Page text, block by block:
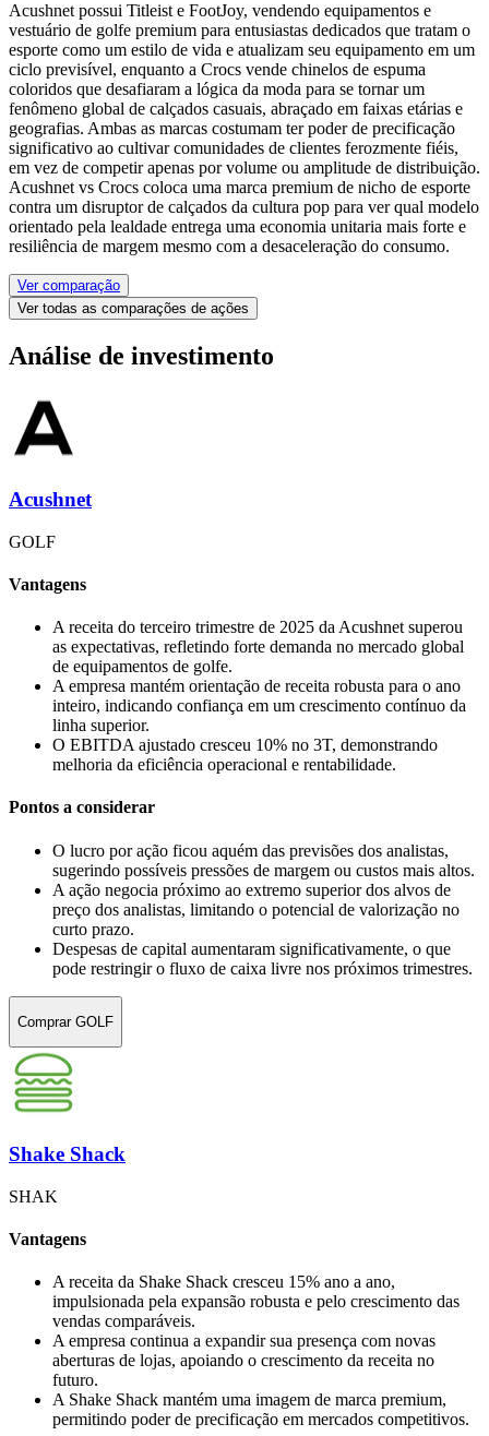
Acushnet possui Titleist e FootJoy, vendendo equipamentos e
vestuário de golfe premium para entusiastas dedicados que tratam o
esporte como um estilo de vida e atualizam seu equipamento em um
ciclo previsível, enquanto a Crocs vende chinelos de espuma
coloridos que desafiaram a lógica da moda para se tornar um
fenômeno global de calçados casuais, abraçado em faixas etárias e
geografias. Ambas as marcas costumam ter poder de precificação
significativo ao cultivar comunidades de clientes ferozmente fiéis,
em vez de competir apenas por volume ou amplitude de distribuição.
Acushnet vs Crocs coloca uma marca premium de nicho de esporte
contra um disruptor de calçados da cultura pop para ver qual modelo
orientado pela lealdade entrega uma economia unitaria mais forte e
resiliência de margem mesmo com a desaceleração do consumo.
Ver comparação
Ver todas as comparações de ações
Análise de investimento
Acushnet
GOLF
Vantagens
A receita do terceiro trimestre de 2025 da Acushnet superou
as expectativas, refletindo forte demanda no mercado global
de equipamentos de golfe.
A empresa mantém orientação de receita robusta para o ano
inteiro, indicando confiança em um crescimento contínuo da
linha superior.
O EBITDA ajustado cresceu 10% no 3T, demonstrando
melhoria da eficiência operacional e rentabilidade.
Pontos a considerar
O lucro por ação ficou aquém das previsões dos analistas,
sugerindo possíveis pressões de margem ou custos mais altos.
A ação negocia próximo ao extremo superior dos alvos de
preço dos analistas, limitando o potencial de valorização no
curto prazo.
Despesas de capital aumentaram significativamente, o que
pode restringir o fluxo de caixa livre nos próximos trimestres.
Comprar GOLF
Shake Shack
SHAK
Vantagens
A receita da Shake Shack cresceu 15% ano a ano,
impulsionada pela expansão robusta e pelo crescimento das
vendas comparáveis.
A empresa continua a expandir sua presença com novas
aberturas de lojas, apoiando o crescimento da receita no
futuro.
A Shake Shack mantém uma imagem de marca premium,
permitindo poder de precificação em mercados competitivos.